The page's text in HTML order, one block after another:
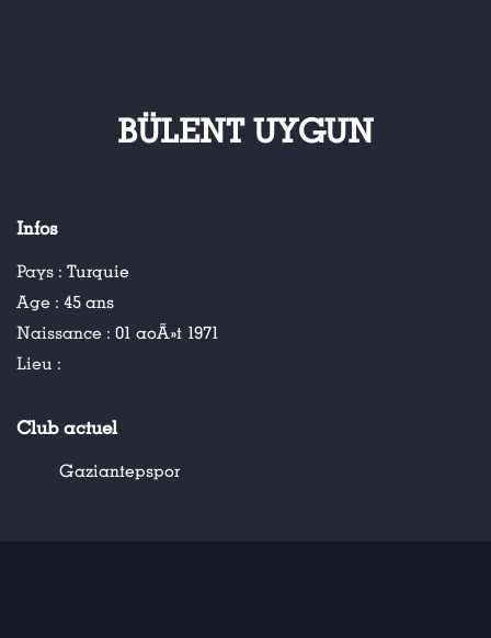
BÜLENT UYGUN
Infos
Pays : Turquie
Age : 45 ans
Naissance : 01 aoÃ»t 1971
Lieu :
Club actuel
Gaziantepspor